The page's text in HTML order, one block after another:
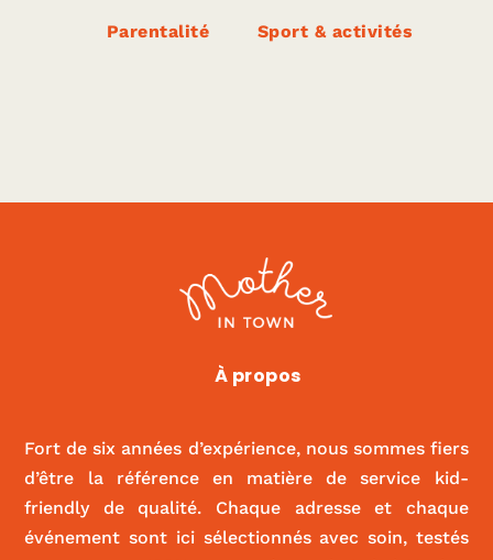
Mama Shelter
Parentalité Sport & activités
À propos
Fort de six années d’expérience, nous sommes fiers
d’être la référence en matière de service kid-
friendly de qualité. Chaque adresse et chaque
événement sont ici sélectionnés avec soin, testés